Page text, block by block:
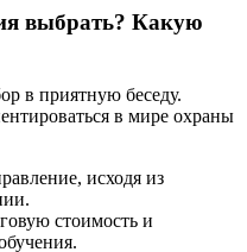
выбрать? Какую
в приятную беседу.
в мире охраны
исходя из
стоимость и